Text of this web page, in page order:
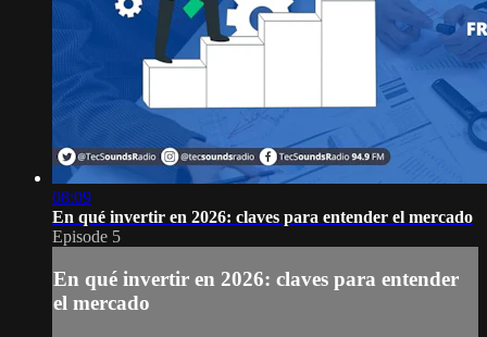
08:09
En qué invertir en 2026: claves para entender el mercado
Episode 5
En qué invertir en 2026: claves para entender
el mercado